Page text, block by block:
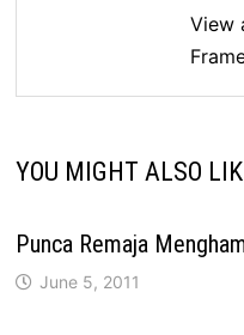
View
YOU MIGHT ALSO
Punca Remaja
June 5, 2011